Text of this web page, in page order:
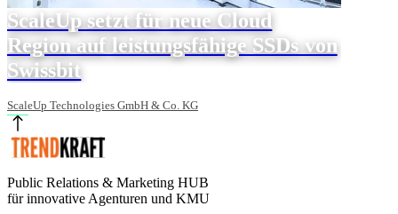
ScaleUp setzt für neue Cloud
Region auf leistungsfähige SSDs von
Swissbit
ScaleUp Technologies GmbH & Co. KG
Public Relations & Marketing HUB
für innovative Agenturen und KMU